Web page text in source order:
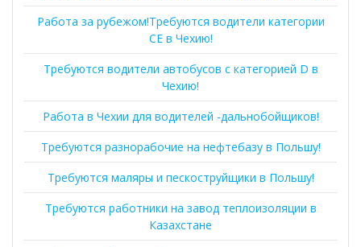
Работа за рубежом!Требуются водители категории
СЕ в Чехию!
Требуются водители автобусов с категорией D в
Чехию!
Работа в Чехии для водителей -дальнобойщиков!
Требуются разнорабочие на нефтебазу в Польшу!
Требуются маляры и пескоструйщики в Польшу!
Требуются работники на завод теплоизоляции в
Казахстане